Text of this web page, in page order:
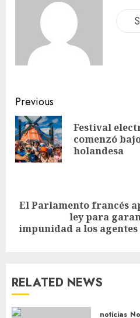
Previous
Festival
comenzó
holandesa
El Parlamento francés
ley para
impunidad a los
RELATED NEWS
noticias